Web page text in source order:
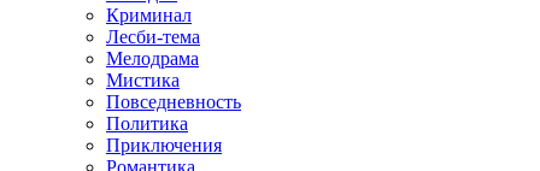
Криминал
Лесби-тема
Мелодрама
Мистика
Повседневность
Политика
Приключения
Романтика